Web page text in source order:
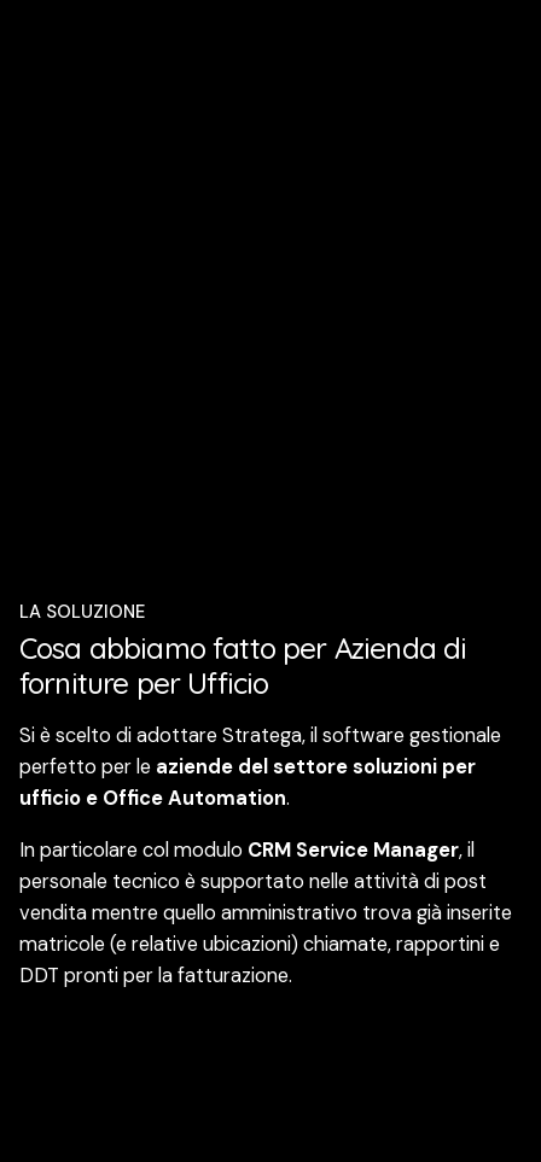
LA SOLUZIONE
Cosa abbiamo fatto per Azienda di
forniture per Ufficio
Si è scelto di adottare Stratega, il software gestionale
perfetto per le aziende del settore soluzioni per
ufficio e Office Automation.
In particolare col modulo CRM Service Manager, il
personale tecnico è supportato nelle attività di post
vendita mentre quello amministrativo trova già inserite
matricole (e relative ubicazioni) chiamate, rapportini e
DDT pronti per la fatturazione.